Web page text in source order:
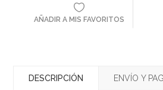
AÑADIR A MIS FAVORITOS
DESCRIPCIÓN ENVÍO Y